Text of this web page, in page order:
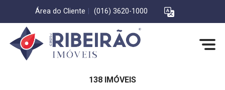
Área do Cliente (016) 3620-1000
138 IMÓVEIS